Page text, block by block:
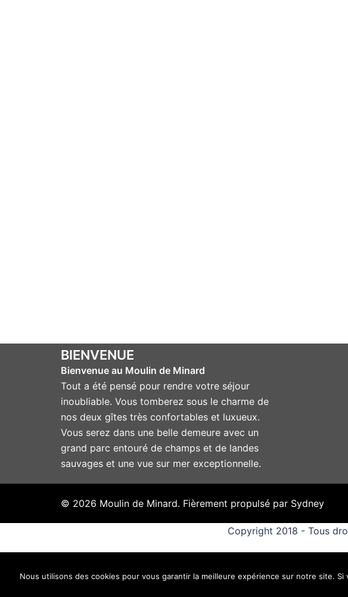
BIENVENUE
Bienvenue au Moulin de Minard
Tout a été pensé pour rendre votre séjour
inoubliable. Vous tomberez sous le charme de
nos deux gîtes très confortables et luxueux.
Vous serez dans une belle demeure avec un
grand parc entouré de champs et de landes
sauvages et une vue sur mer exceptionnelle.
© 2026 Moulin de Minard. Fièrement propulsé par Sydney
Copyright 2018 - Tous
Nous utilisons des cookies pour vous garantir la meilleure expérience sur notre site.